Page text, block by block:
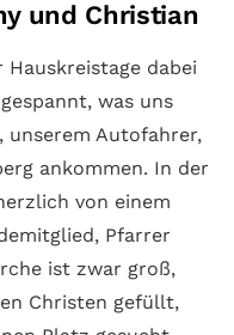
und Christian
dabei
was uns
Auto­fahrer,
ankommen. In der
von einem
Pfarrer
ist zwar groß,
Christen gefüllt,